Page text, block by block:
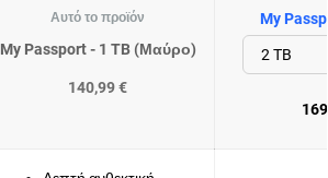
Αυτό το προϊόν
My Passport - 1 TB (Μαύρο)
140,99 €
My